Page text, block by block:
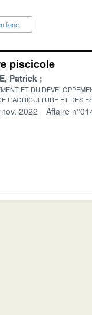
ligne
piscicole
Patrick
ET DU
L'AGRICULTURE ET DES
2022 Affaire